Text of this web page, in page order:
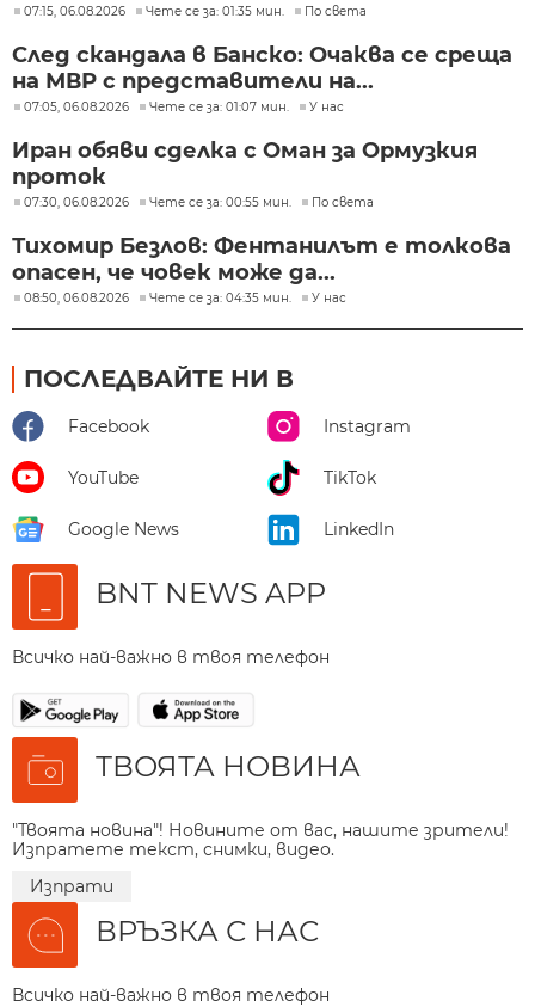
07:15, 06.08.2026 Чете се за: 01:35 мин. По света
След скандала в Банско: Очаква се среща
на МВР с представители на...
07:05, 06.08.2026 Чете се за: 01:07 мин. У нас
Иран обяви сделка с Оман за Ормузкия
проток
07:30, 06.08.2026 Чете се за: 00:55 мин. По света
Тихомир Безлов: Фентанилът е толкова
опасен, че човек може да...
08:50, 06.08.2026 Чете се за: 04:35 мин. У нас
ПОСЛЕДВАЙТЕ НИ В
Facebook Instagram
YouTube TikTok
Google News LinkedIn
BNT NEWS APP
Всичко най-важно в твоя телефон
ТВОЯТА НОВИНА
"Твоята новина"! Новините от вас, нашите зрители!
Изпратете текст, снимки, видео.
Изпрати
ВРЪЗКА С НАС
Всичко най-важно в твоя телефон